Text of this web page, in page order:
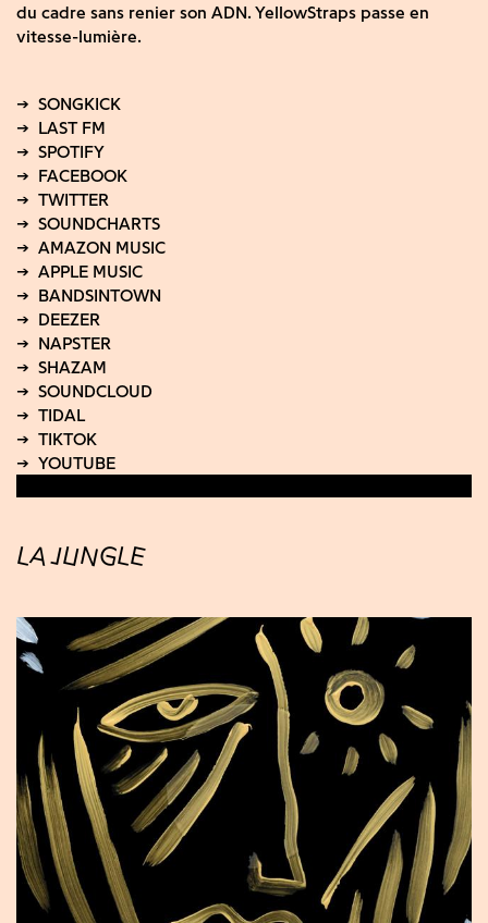
du cadre sans renier son ADN. YellowStraps passe en
vitesse-lumière.
LA JUNGLE